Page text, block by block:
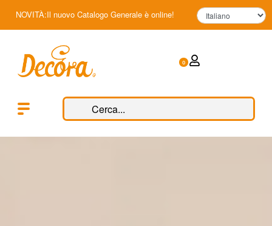
NOVITÀ:Il nuovo Catalogo Generale è online!
0